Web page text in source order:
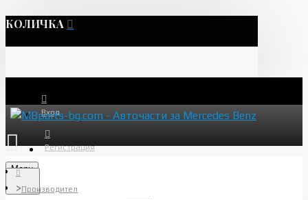
КОЛИЧКА
Вход
Регистрация
Menu
Производител